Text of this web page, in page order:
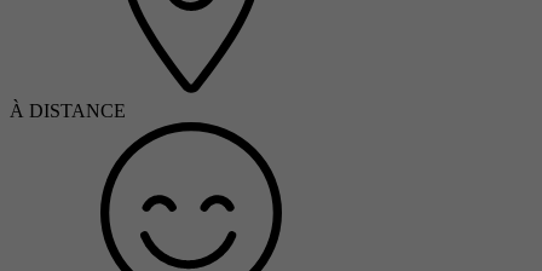
À DISTANCE